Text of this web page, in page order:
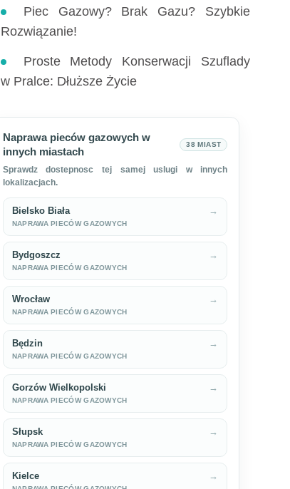
Piec Gazowy? Brak Gazu? Szybkie
Rozwiązanie!
Proste Metody Konserwacji Szuflady
w Pralce: Dłuższe Życie
Naprawa pieców gazowych w
innych miastach
38 MIAST
Sprawdz dostepnosc tej samej uslugi w innych
lokalizacjach.
Bielsko Biała
NAPRAWA PIECÓW GAZOWYCH
→
Bydgoszcz
NAPRAWA PIECÓW GAZOWYCH
→
Wrocław
NAPRAWA PIECÓW GAZOWYCH
→
Będzin
NAPRAWA PIECÓW GAZOWYCH
→
Gorzów Wielkopolski
NAPRAWA PIECÓW GAZOWYCH
→
Słupsk
NAPRAWA PIECÓW GAZOWYCH
→
Kielce →